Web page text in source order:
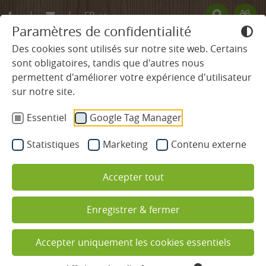
Paramètres de confidentialité
Des cookies sont utilisés sur notre site web. Certains
sont obligatoires, tandis que d'autres nous
permettent d'améliorer votre expérience d'utilisateur
sur notre site.
Essentiel
Google Tag Manager
Statistiques Marketing Contenu externe
Accepter tout
Enregistrer & fermer
Accepter uniquement les cookies essentiels
FR
DE
EN
HÔTEL
CHAMBRES & TARIFS
Chambres & suites
Prestations incluses
Informations utiles
Des vacances sur mesure à
l’hôtel Ludinmühle
Planifiez vos vacances rapidement et